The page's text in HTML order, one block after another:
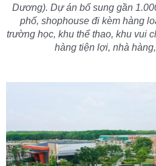
Dương). Dự án bổ sung gần
phố, shophouse đi kèm hàng
trường học, khu thể thao, khu vui
hàng tiện lợi, nhà